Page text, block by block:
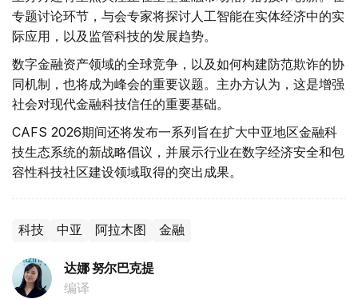
专题讨论环节，与会专家将探讨人工智能在实体经济中的实
际应用，以及监管科技的发展趋势。
数字金融资产领域的全球竞争，以及如何构建防范欺诈的协
同机制，也将成为峰会的重要议题。主办方认为，这是增强
社会对现代金融科技信任的重要基础。
CAFS 2026期间还将发布一系列旨在扩大中亚地区金融科
技生态系统的新战略倡议，并展示行业在数字经济安全和包
容性科技社区建设领域取得的突出成果。
科技 中亚 阿拉木图 金融
达娜 努尔巴克提
编译